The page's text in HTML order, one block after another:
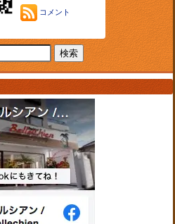
コメント